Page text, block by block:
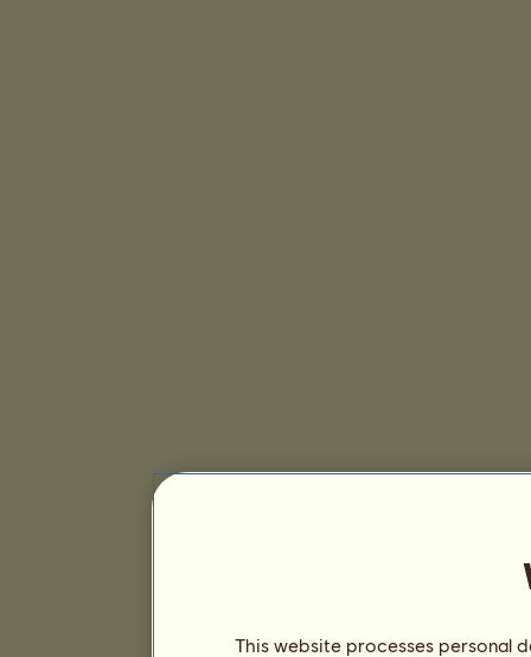
This website processes personal